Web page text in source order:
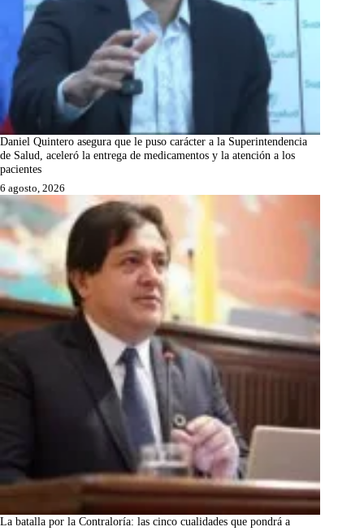
Daniel Quintero asegura que le puso carácter a la Superintendencia
de Salud, aceleró la entrega de medicamentos y la atención a los
pacientes
6 agosto, 2026
La batalla por la Contraloría: las cinco cualidades que pondrá a